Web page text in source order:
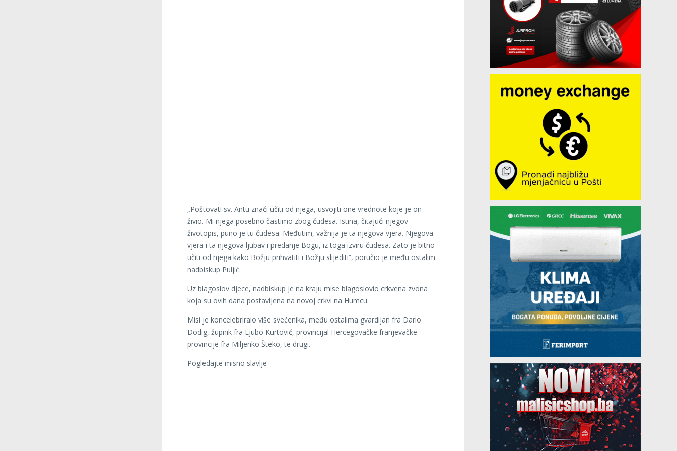
„Poštovati sv. Antu znači učiti od njega, usvojiti one vrednote koje je on
živio. Mi njega posebno častimo zbog čudesa. Istina, čitajući njegov
životopis, puno je tu čudesa. Međutim, važnija je ta njegova vjera. Njegova
vjera i ta njegova ljubav i predanje Bogu, iz toga izviru čudesa. Zato je bitno
učiti od njega kako Božju prihvatiti i Božju slijediti“, poručio je među ostalim
nadbiskup Puljić.
Uz blagoslov djece, nadbiskup je na kraju mise blagoslovio crkvena zvona
koja su ovih dana postavljena na novoj crkvi na Humcu.
Misi je koncelebriralo više svećenika, među ostalima gvardijan fra Dario
Dodig, župnik fra Ljubo Kurtović, provincijal Hercegovačke franjevačke
provincije fra Miljenko Šteko, te drugi.
Pogledajte misno slavlje